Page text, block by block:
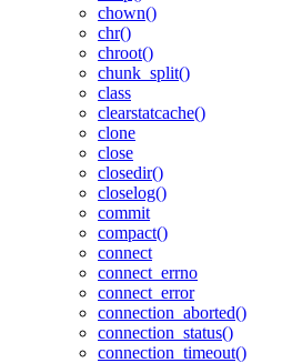
chown()
chr()
chroot()
chunk_split()
class
clearstatcache()
clone
close
closedir()
closelog()
commit
compact()
connect
connect_errno
connect_error
connection_aborted()
connection_status()
connection_timeout()